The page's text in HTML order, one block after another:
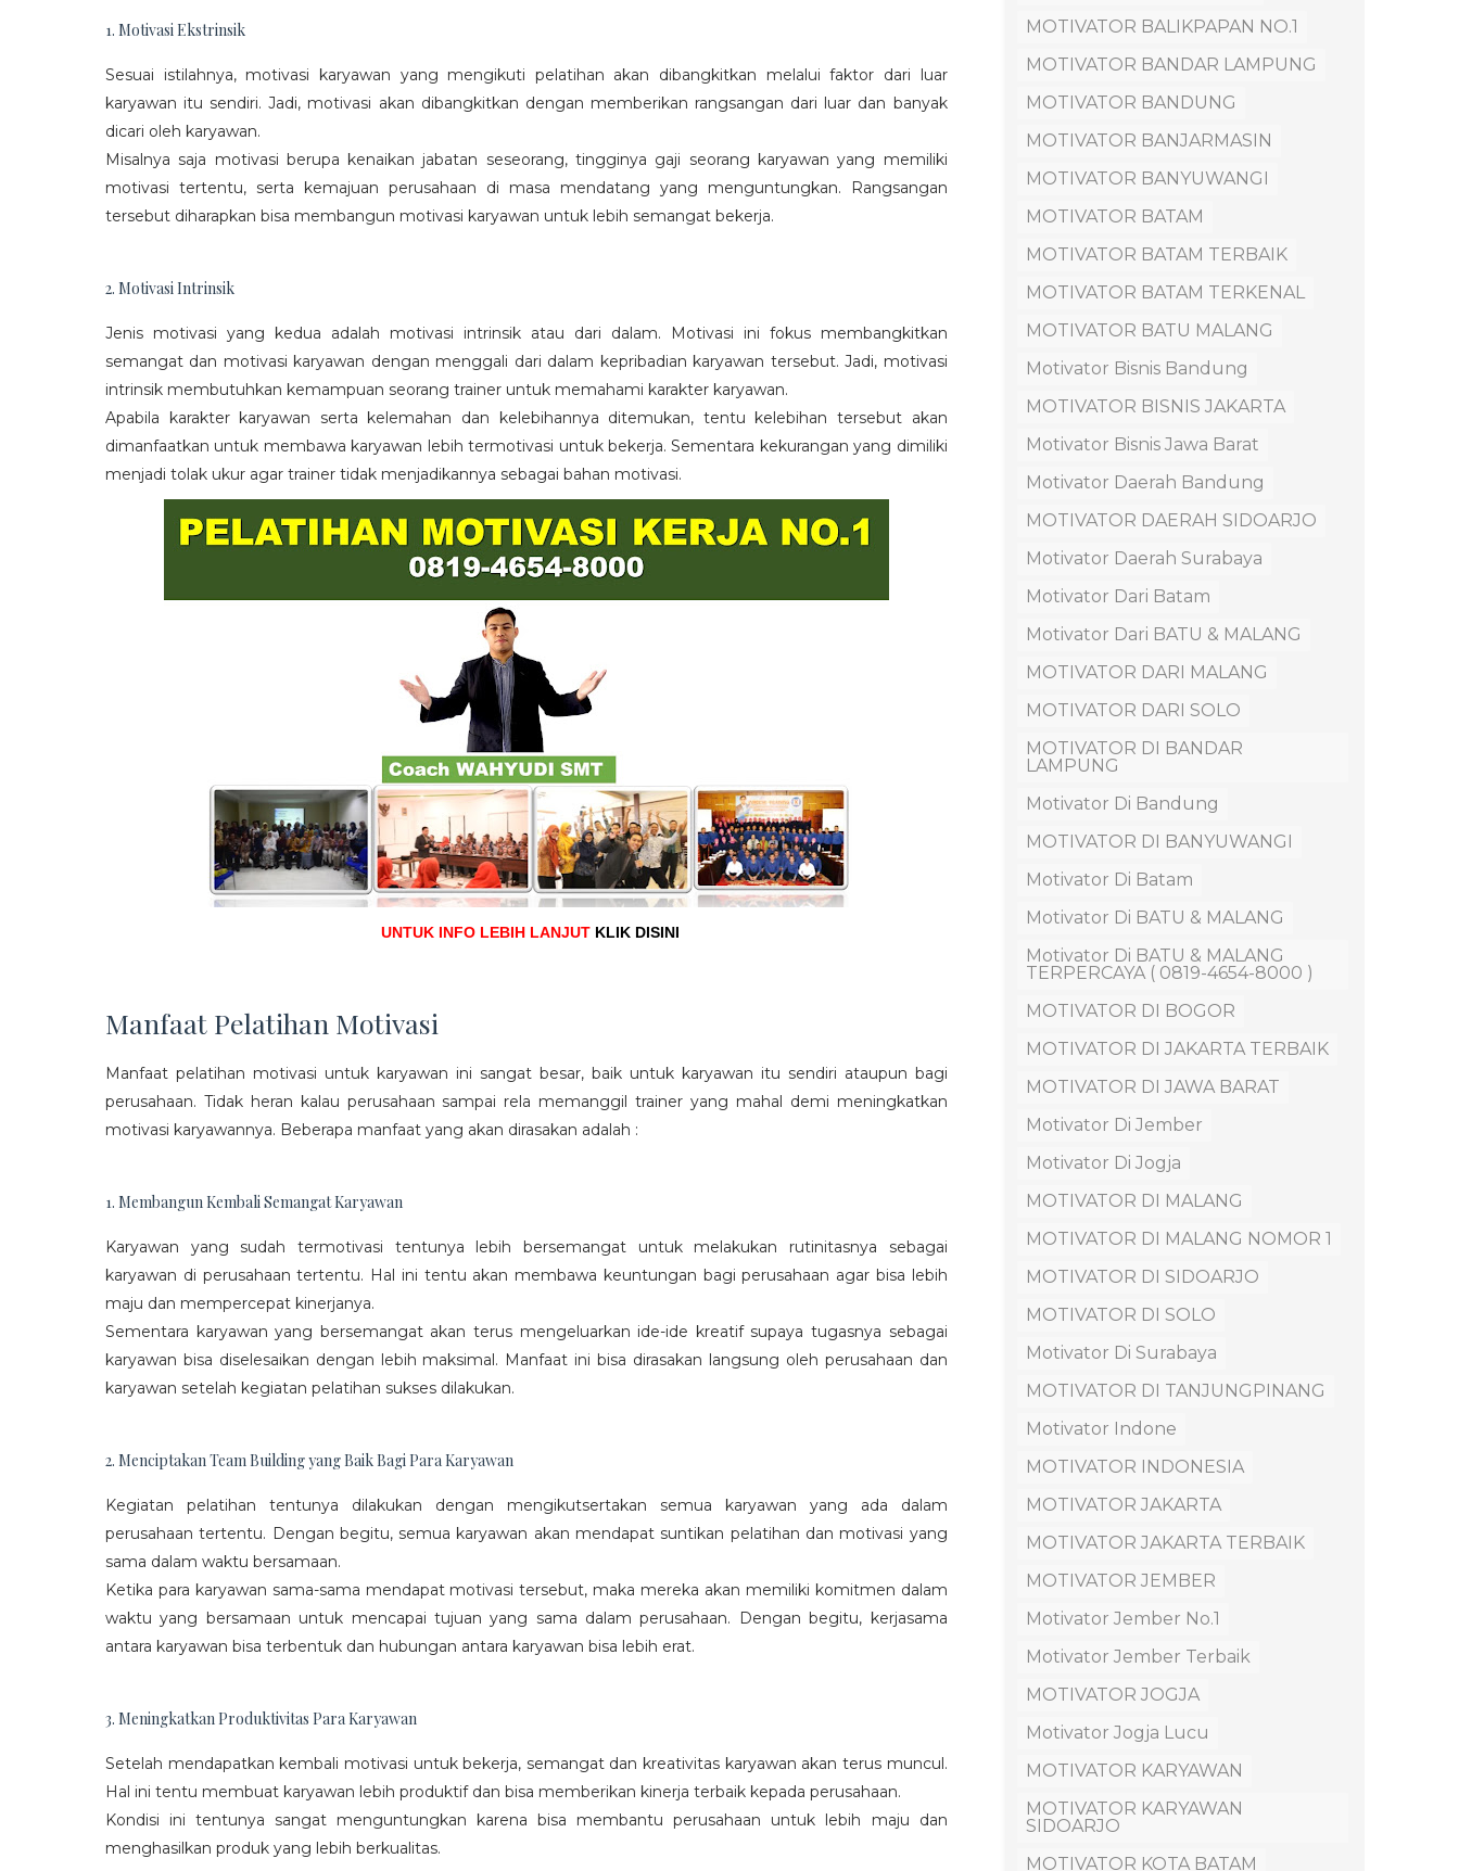
1. Motivasi Ekstrinsik
Sesuai istilahnya, motivasi karyawan yang mengikuti pelatihan akan dibangkitkan melalui faktor dari luar
karyawan itu sendiri. Jadi, motivasi akan dibangkitkan dengan memberikan rangsangan dari luar dan banyak
dicari oleh karyawan.
Misalnya saja motivasi berupa kenaikan jabatan seseorang, tingginya gaji seorang karyawan yang memiliki
motivasi tertentu, serta kemajuan perusahaan di masa mendatang yang menguntungkan. Rangsangan
tersebut diharapkan bisa membangun motivasi karyawan untuk lebih semangat bekerja.
2. Motivasi Intrinsik
Jenis motivasi yang kedua adalah motivasi intrinsik atau dari dalam. Motivasi ini fokus membangkitkan
semangat dan motivasi karyawan dengan menggali dari dalam kepribadian karyawan tersebut. Jadi, motivasi
intrinsik membutuhkan kemampuan seorang trainer untuk memahami karakter karyawan.
Apabila karakter karyawan serta kelemahan dan kelebihannya ditemukan, tentu kelebihan tersebut akan
dimanfaatkan untuk membawa karyawan lebih termotivasi untuk bekerja. Sementara kekurangan yang dimiliki
menjadi tolak ukur agar trainer tidak menjadikannya sebagai bahan motivasi.
UNTUK INFO LEBIH LANJUT KLIK DISINI
Manfaat Pelatihan Motivasi
Manfaat pelatihan motivasi untuk karyawan ini sangat besar, baik untuk karyawan itu sendiri ataupun bagi
perusahaan. Tidak heran kalau perusahaan sampai rela memanggil trainer yang mahal demi meningkatkan
motivasi karyawannya. Beberapa manfaat yang akan dirasakan adalah :
1. Membangun Kembali Semangat Karyawan
Karyawan yang sudah termotivasi tentunya lebih bersemangat untuk melakukan rutinitasnya sebagai
karyawan di perusahaan tertentu. Hal ini tentu akan membawa keuntungan bagi perusahaan agar bisa lebih
maju dan mempercepat kinerjanya.
Sementara karyawan yang bersemangat akan terus mengeluarkan ide-ide kreatif supaya tugasnya sebagai
karyawan bisa diselesaikan dengan lebih maksimal. Manfaat ini bisa dirasakan langsung oleh perusahaan dan
karyawan setelah kegiatan pelatihan sukses dilakukan.
2. Menciptakan Team Building yang Baik Bagi Para Karyawan
Kegiatan pelatihan tentunya dilakukan dengan mengikutsertakan semua karyawan yang ada dalam
perusahaan tertentu. Dengan begitu, semua karyawan akan mendapat suntikan pelatihan dan motivasi yang
sama dalam waktu bersamaan.
Ketika para karyawan sama-sama mendapat motivasi tersebut, maka mereka akan memiliki komitmen dalam
waktu yang bersamaan untuk mencapai tujuan yang sama dalam perusahaan. Dengan begitu, kerjasama
antara karyawan bisa terbentuk dan hubungan antara karyawan bisa lebih erat.
3. Meningkatkan Produktivitas Para Karyawan
Setelah mendapatkan kembali motivasi untuk bekerja, semangat dan kreativitas karyawan akan terus muncul.
Hal ini tentu membuat karyawan lebih produktif dan bisa memberikan kinerja terbaik kepada perusahaan.
Kondisi ini tentunya sangat menguntungkan karena bisa membantu perusahaan untuk lebih maju dan
menghasilkan produk yang lebih berkualitas.
MOTIVATOR BALIKPAPAN NO.1
MOTIVATOR BANDAR LAMPUNG
MOTIVATOR BANDUNG
MOTIVATOR BANJARMASIN
MOTIVATOR BANYUWANGI
MOTIVATOR BATAM
MOTIVATOR BATAM TERBAIK
MOTIVATOR BATAM TERKENAL
MOTIVATOR BATU MALANG
Motivator Bisnis Bandung
MOTIVATOR BISNIS JAKARTA
Motivator Bisnis Jawa Barat
Motivator Daerah Bandung
MOTIVATOR DAERAH SIDOARJO
Motivator Daerah Surabaya
Motivator Dari Batam
Motivator Dari BATU & MALANG
MOTIVATOR DARI MALANG
MOTIVATOR DARI SOLO
MOTIVATOR DI BANDAR
LAMPUNG
Motivator Di Bandung
MOTIVATOR DI BANYUWANGI
Motivator Di Batam
Motivator Di BATU & MALANG
Motivator Di BATU & MALANG
TERPERCAYA ( 0819-4654-8000 )
MOTIVATOR DI BOGOR
MOTIVATOR DI JAKARTA TERBAIK
MOTIVATOR DI JAWA BARAT
Motivator Di Jember
Motivator Di Jogja
MOTIVATOR DI MALANG
MOTIVATOR DI MALANG NOMOR 1
MOTIVATOR DI SIDOARJO
MOTIVATOR DI SOLO
Motivator Di Surabaya
MOTIVATOR DI TANJUNGPINANG
Motivator Indone
MOTIVATOR INDONESIA
MOTIVATOR JAKARTA
MOTIVATOR JAKARTA TERBAIK
MOTIVATOR JEMBER
Motivator Jember No.1
Motivator Jember Terbaik
MOTIVATOR JOGJA
Motivator Jogja Lucu
MOTIVATOR KARYAWAN
MOTIVATOR KARYAWAN
SIDOARJO
MOTIVATOR KOTA BATAM